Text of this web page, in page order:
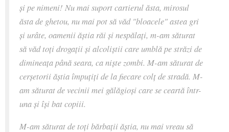
și pe nimeni! Nu mai suport cartierul ăsta, mirosul
ăsta de ghetou, nu mai pot să văd "bloacele" astea gri
și urâte, oamenii ăștia răi și nespălați, m-am săturat
să văd toți drogații și alcoliștii care umblă pe străzi de
dimineața până seara, ca niște zombi. M-am săturat de
cerșetorii ăștia împuțiți de la fiecare colț de stradă. M-
am săturat de vecinii mei gălăgioși care se ceartă într-
una și își bat copiii.
M-am săturat de toți bărbații ăștia, nu mai vreau să